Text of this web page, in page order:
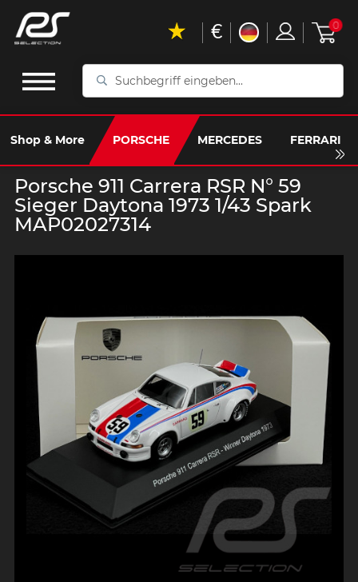
Suchbegriff
Shop & More PORSCHE MERCEDES FERRARI
€ 0
Porsche 911 Carrera RSR N° 59
Sieger Daytona 1973 1/43 Spark
MAP02027314